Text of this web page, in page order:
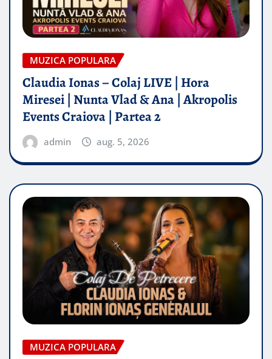
MUZICA POPULARA
Claudia Ionas – Colaj LIVE | Hora
Miresei | Nunta Vlad & Ana | Akropolis
Events Craiova | Partea 2
admin aug. 5, 2026
MUZICA POPULARA